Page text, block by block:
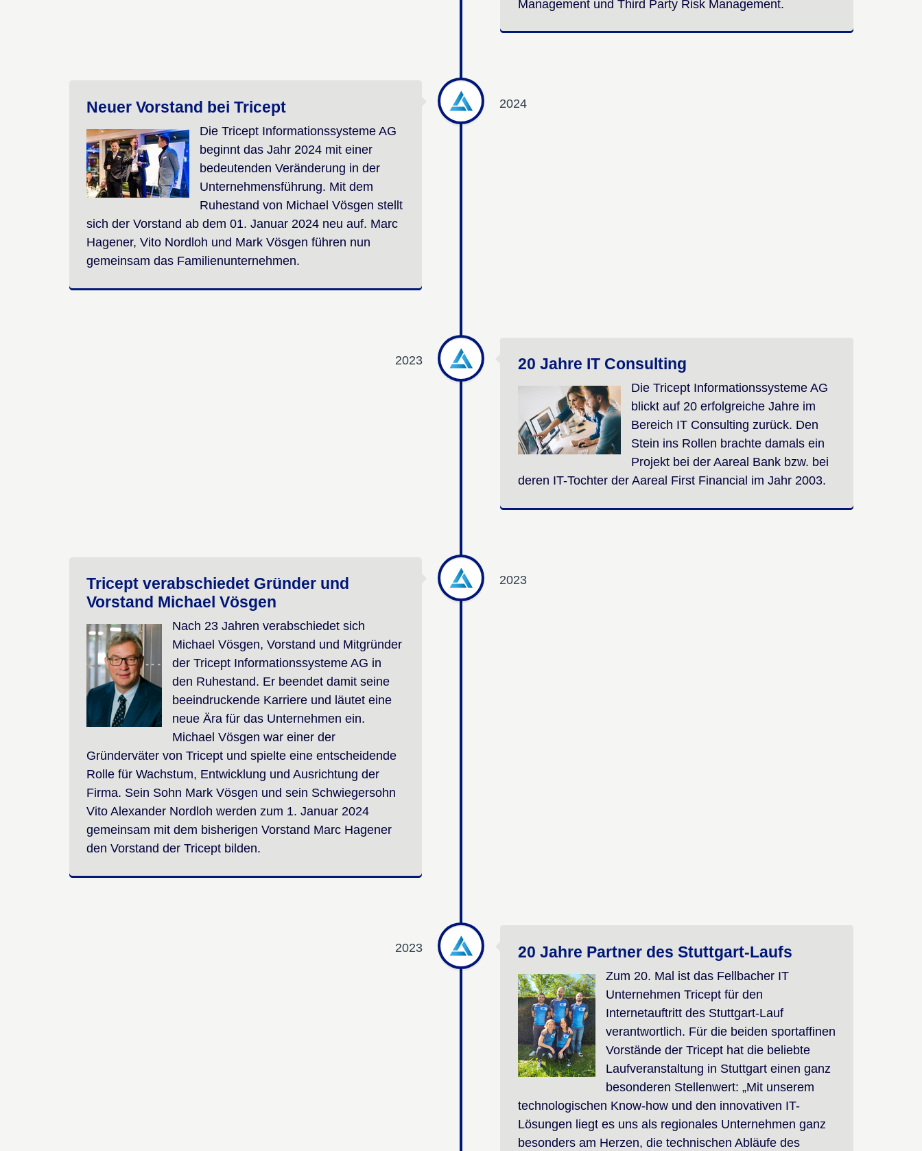
Management und Third Party Risk Management.
Neuer Vorstand bei Tricept
Die Tricept Informationssysteme AG
beginnt das Jahr 2024 mit einer
bedeutenden Veränderung in der
Unternehmensführung. Mit dem
Ruhestand von Michael Vösgen stellt
sich der Vorstand ab dem 01. Januar 2024 neu auf. Marc
Hagener, Vito Nordloh und Mark Vösgen führen nun
gemeinsam das Familienunternehmen.
2024
20 Jahre IT Consulting
Die Tricept Informationssysteme AG
blickt auf 20 erfolgreiche Jahre im
Bereich IT Consulting zurück. Den
Stein ins Rollen brachte damals ein
Projekt bei der Aareal Bank bzw. bei
deren IT-Tochter der Aareal First Financial im Jahr 2003.
2023
Tricept verabschiedet Gründer und
Vorstand Michael Vösgen
Nach 23 Jahren verabschiedet sich
Michael Vösgen, Vorstand und Mitgründer
der Tricept Informationssysteme AG in
den Ruhestand. Er beendet damit seine
beeindruckende Karriere und läutet eine
neue Ära für das Unternehmen ein.
Michael Vösgen war einer der
Gründerväter von Tricept und spielte eine entscheidende
Rolle für Wachstum, Entwicklung und Ausrichtung der
Firma. Sein Sohn Mark Vösgen und sein Schwiegersohn
Vito Alexander Nordloh werden zum 1. Januar 2024
gemeinsam mit dem bisherigen Vorstand Marc Hagener
den Vorstand der Tricept bilden.
2023
20 Jahre Partner des Stuttgart-Laufs
Zum 20. Mal ist das Fellbacher IT
Unternehmen Tricept für den
Internetauftritt des Stuttgart-Lauf
verantwortlich. Für die beiden sportaffinen
Vorstände der Tricept hat die beliebte
Laufveranstaltung in Stuttgart einen ganz
besonderen Stellenwert: „Mit unserem
technologischen Know-how und den innovativen IT-
Lösungen liegt es uns als regionales Unternehmen ganz
besonders am Herzen, die technischen Abläufe des
2023